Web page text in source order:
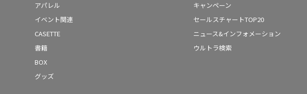
アパレル
イベント関連
CASETTE
書籍
BOX
グッズ
キャンペーン
セールスチャートTOP20
ニュース&インフォメーション
ウルトラ検索